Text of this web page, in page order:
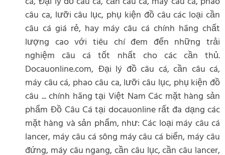
câu ca, lưỡi câu lục, phụ kiện đồ câu các loại cần
câu cá giá rẻ, hay máy câu cá chính hãng chất
lượng cao với tiêu chí đem đến những trải
nghiệm câu cá tốt nhất cho các cần thủ.
Docauonline.com, Đại lý đồ câu cá, cần câu cá,
máy câu cá, phao câu ca, lưỡi câu lục, phụ kiện đồ
câu ... chính hãng tại Việt Nam Các mặt hàng sản
phẩm Đồ Câu Cá tại docauonline rất đa dạng các
mặt hàng và sản phẩm, như: Các loại máy câu cá
lancer, máy câu cá sông máy câu cá biển, máy câu
đứng, máy câu ngang, cần câu lục, cần câu lancer,